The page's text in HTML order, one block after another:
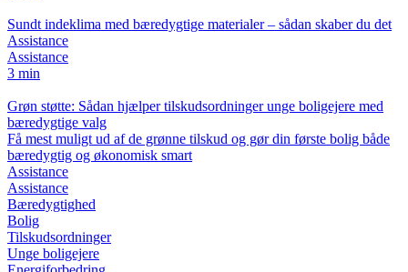
Sundt indeklima med bæredygtige materialer – sådan skaber du det
Assistance
Assistance
3 min
Grøn støtte: Sådan hjælper tilskudsordninger unge boligejere med
bæredygtige valg
Få mest muligt ud af de grønne tilskud og gør din første bolig både
bæredygtig og økonomisk smart
Assistance
Assistance
Bæredygtighed
Bolig
Tilskudsordninger
Unge boligejere